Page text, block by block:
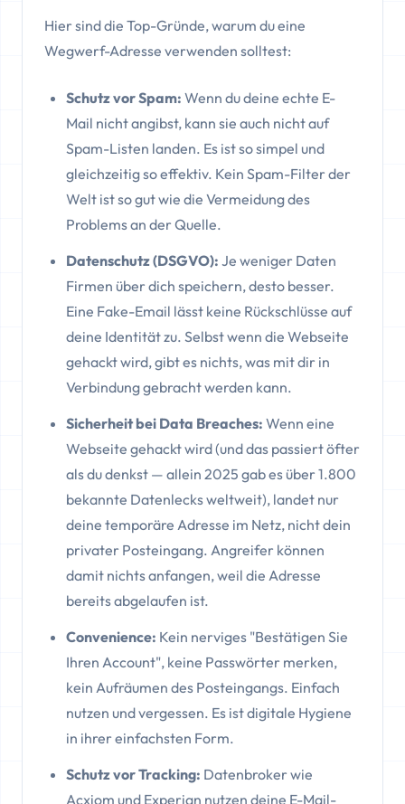
Hier sind die Top-Gründe, warum du eine
Wegwerf-Adresse verwenden solltest:
Schutz vor Spam: Wenn du deine echte E-
Mail nicht angibst, kann sie auch nicht auf
Spam-Listen landen. Es ist so simpel und
gleichzeitig so effektiv. Kein Spam-Filter der
Welt ist so gut wie die Vermeidung des
Problems an der Quelle.
Datenschutz (DSGVO): Je weniger Daten
Firmen über dich speichern, desto besser.
Eine Fake-Email lässt keine Rückschlüsse auf
deine Identität zu. Selbst wenn die Webseite
gehackt wird, gibt es nichts, was mit dir in
Verbindung gebracht werden kann.
Sicherheit bei Data Breaches: Wenn eine
Webseite gehackt wird (und das passiert öfter
als du denkst — allein 2025 gab es über 1.800
bekannte Datenlecks weltweit), landet nur
deine temporäre Adresse im Netz, nicht dein
privater Posteingang. Angreifer können
damit nichts anfangen, weil die Adresse
bereits abgelaufen ist.
Convenience: Kein nerviges "Bestätigen Sie
Ihren Account", keine Passwörter merken,
kein Aufräumen des Posteingangs. Einfach
nutzen und vergessen. Es ist digitale Hygiene
in ihrer einfachsten Form.
Schutz vor Tracking: Datenbroker wie
Acxiom und Experian nutzen deine E-Mail-